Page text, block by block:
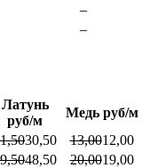
–
–
Латунь
руб/м
Медь руб/м
30,50 13,0012,00
48,50 20,0019,00